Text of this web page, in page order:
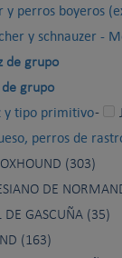
y perros boyeros
y schnauzer -
de grupo
de grupo
y tipo primitivo-
perros de
(303)
DE
DE GASCUÑA (35)
(163)